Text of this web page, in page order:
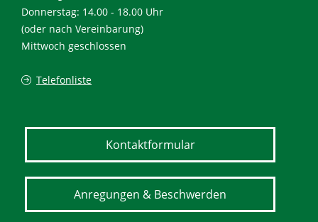
Donnerstag: 14.00 - 18.00 Uhr
(oder nach Vereinbarung)
Mittwoch geschlossen
Telefonliste
Kontaktformular
Anregungen & Beschwerden